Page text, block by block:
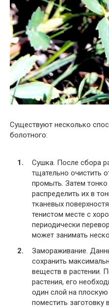
Существуют несколько
болотного:
Сушка. После сбора
тщательно очистить
промыть. Затем тонко
распределить их в
тканевых
тенистом месте с
периодически
может занимать
Замораживание.
сохранить
веществ в растении.
растения, его
один слой на
поместить